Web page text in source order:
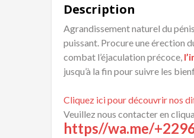
Description
Agrandissement naturel du
puissant. Procure une érection
combat l’éjaculation précoce,
jusqu’à la fin pour suivre les
Cliquez ici pour découvrir nos
Veuillez nous contacter en
https//wa.me/